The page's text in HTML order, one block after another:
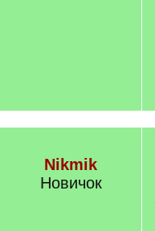
Nikmik
Новичок